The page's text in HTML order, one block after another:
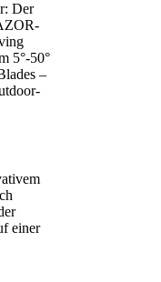
Der
5°-50°
–
einer